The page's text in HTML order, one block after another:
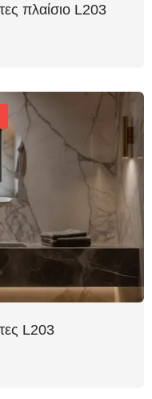
πλαίσιο L203
L203